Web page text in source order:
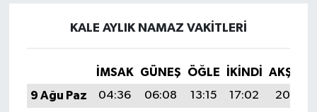
KALE AYLIK NAMAZ VAKITLERI
İMSAK GÜNEŞ ÖĞLE İKINDI
AKŞAM
9 Ağu Paz
04:36 06:08 13:15 17:02
20:12